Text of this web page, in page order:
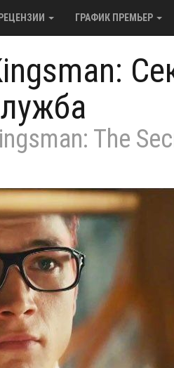
РЕЦЕНЗИИ ГРАФИК ПРЕМЬЕР
The